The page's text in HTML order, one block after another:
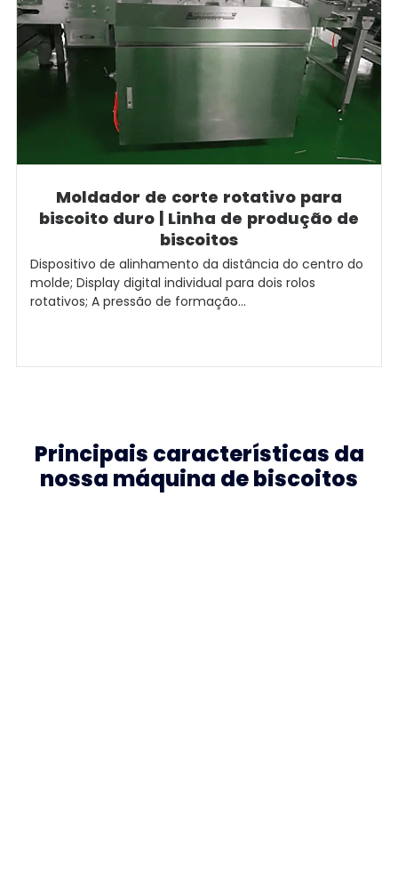
Moldador de corte rotativo para
biscoito duro | Linha de produção de
biscoitos
Dispositivo de alinhamento da distância do centro do
molde; Display digital individual para dois rolos
rotativos; A pressão de formação...
Principais características da
nossa máquina de biscoitos